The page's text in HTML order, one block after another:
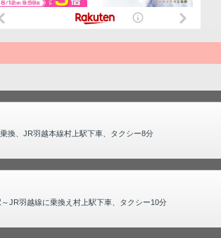
換、JR羽越本線村上駅下車、タクシー8分
JR羽越線に乗換え村上駅下車、タクシー10分